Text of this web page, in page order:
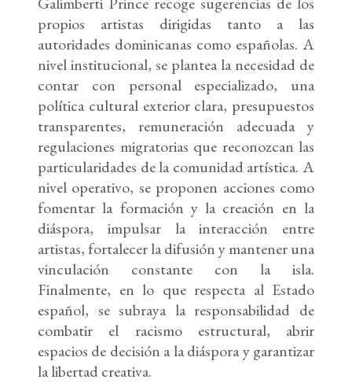
propios artistas dirigidas tanto a las
autoridades dominicanas como españolas. A
nivel institucional, se plantea la necesidad de
contar con personal especializado, una
política cultural exterior clara, presupuestos
transparentes, remuneración adecuada y
regulaciones migratorias que reconozcan las
particularidades de la comunidad artística. A
nivel operativo, se proponen acciones como
fomentar la formación y la creación en la
diáspora, impulsar la interacción entre
artistas, fortalecer la difusión y mantener una
vinculación constante con la isla.
Finalmente, en lo que respecta al Estado
español, se subraya la responsabilidad de
combatir el racismo estructural, abrir
espacios de decisión a la diáspora y garantizar
la libertad creativa.